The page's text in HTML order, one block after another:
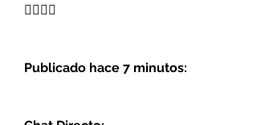
👈🏻👈🏻
Publicado hace 7 minutos: